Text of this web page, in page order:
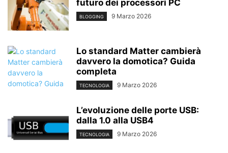
futuro dei processori PC
BLOGGING 9 Marzo 2026
Lo standard Matter cambierà
davvero la domotica? Guida
completa
TECNOLOGIA 9 Marzo 2026
L’evoluzione delle porte USB:
dalla 1.0 alla USB4
TECNOLOGIA 9 Marzo 2026